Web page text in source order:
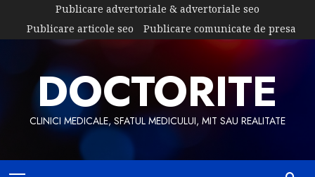
content
Publicare advertoriale & advertoriale seo
Publicare articole seo
Publicare comunicate de presa
DOCTORITE
CLINICI MEDICALE, SFATUL MEDICULUI, MIT SAU REALITATE